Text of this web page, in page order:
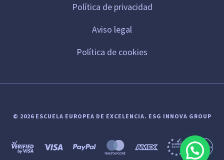
Política de privacidad
Aviso legal
Política de cookies
© 2026 ESCUELA EUROPEA DE EXCELENCIA. ESG INNOVA GROUP